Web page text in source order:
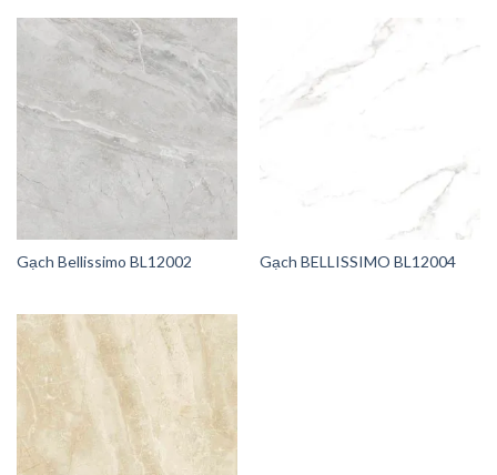
Gạch Bellissimo BL12002 Gạch BELLISSIMO BL12004